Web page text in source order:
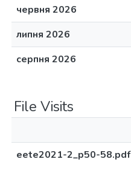
червня 2026
липня 2026
серпня 2026
File Visits
eete2021-2_p50-58.pdf